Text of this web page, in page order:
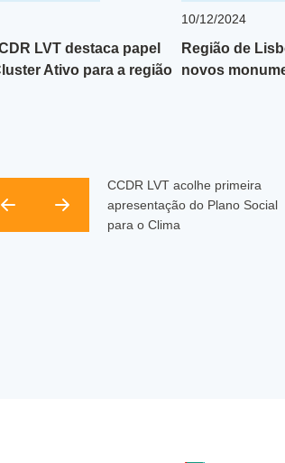
LVT destaca papel
Ativo para a região
10/12/2024
Região de
novos
CCDR LVT acolhe primeira
apresentação do Plano Social
para o Clima